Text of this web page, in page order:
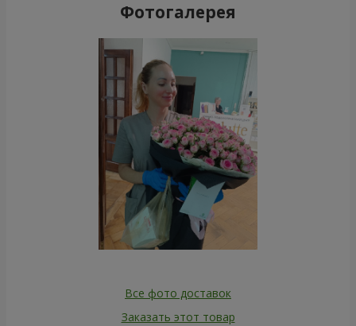
Фотогалерея
Все фото доставок
Заказать этот товар